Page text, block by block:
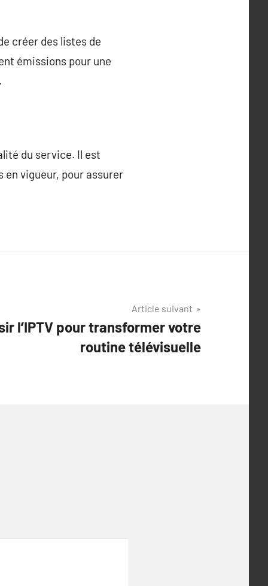
créer des listes de
émissions pour une
du service. Il est
vigueur, pour assurer
Article suivant
l’IPTV pour transformer votre
routine télévisuelle